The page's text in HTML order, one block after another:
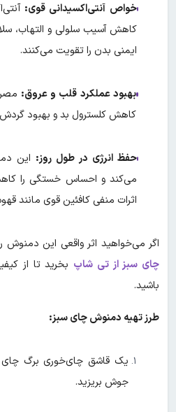
خواص آنتی‌اکسیدانی قوی:
کاهش آسیب سلولی و التهاب،
ایمنی بدن را تقویت می‌کنند.
بهبود عملکرد قلب و عروق:
کاهش کلسترول بد و بهبود
حفظ انرژی در طول روز: این
می‌کند و احساس خستگی را
اثرات منفی کافئین قوی مانند
اگر می‌خواهید اثر واقعی این دمنوش
چای سبز از تی شاپ بخرید تا از
باشید.
طرز تهیه دمنوش چای سبز:
جوش بریزید.